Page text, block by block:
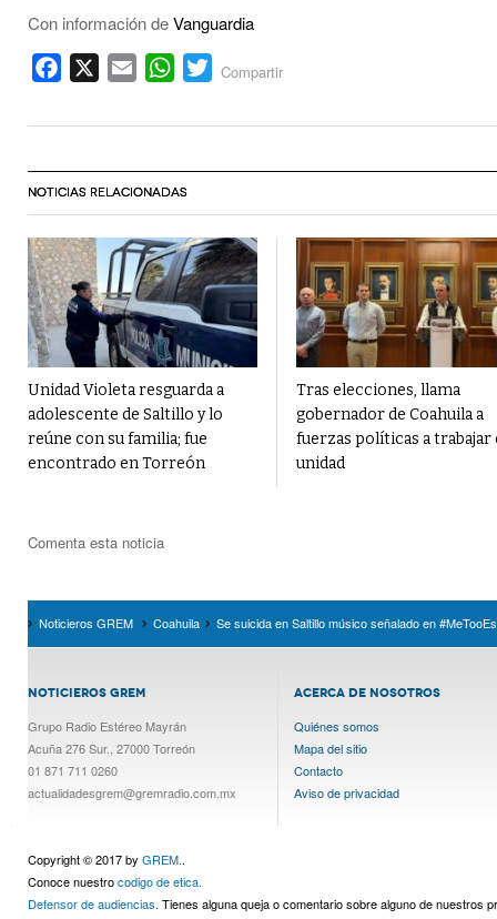
Con información deVanguardia
Facebook Email WhatsApp
Twitter
Compartir
NOTICIAS RELACIONADAS
Unidad Violeta resguarda a
adolescente de Saltillo y lo
reúne con su familia; fue
encontrado en Torreón
Tras elecciones, llama
gobernador de Coahuila a
fuerzas políticas a trabajar
unidad
Comenta esta noticia
Noticieros GREM Coahuila Se suicida en Saltillo músico señalado en
NOTICIEROS GREM
Grupo Radio Estéreo Mayrán
Acuña 276 Sur., 27000 Torreón
01 871 711 0260
actualidadesgrem@gremradio.com.mx
ACERCA DE NOSOTROS
Quiénes somos
Mapa del sitio
Contacto
Aviso de privacidad
Copyright © 2017 by GREM..
Conoce nuestrocodigo de etica.
Defensor de audiencias. Tienes alguna queja o comentario sobre alguno de nuestros